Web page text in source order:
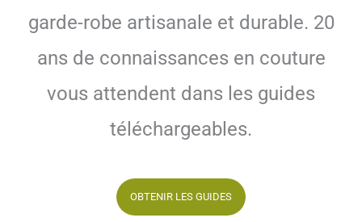
garde-robe artisanale et durable. 20
ans de connaissances en couture
vous attendent dans les guides
téléchargeables.
OBTENIR LES GUIDES